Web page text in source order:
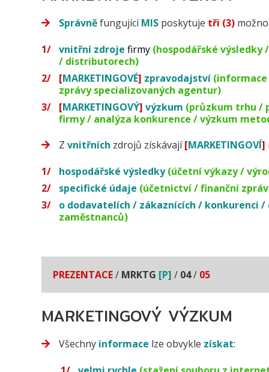
SprávněfungujícíMISposkytuje tři (3)
vnitřní zdroje firmy (hospodářské
/ distributorech)
[MARKETINGOVÉ] zpravodajství (informace
zprávy specializovaných agentur)
[MARKETINGOVÝ] výzkum (průzkum trhu /
firmy / analýza konkurence / výzkum
Z vnitřních zdrojů získávají[MARKETINGOVÍ]
hospodářské výsledky (účetní výkazy /
specifické údaje (účetnictví / finanční
o dodavatelích / zákaznících / konkurenci
zaměstnanců)
PREZENTACE/ MRKTG [P] / 04/ 05
MARKETINGOVÝ VÝZKUM
Všechny informace lze obvykle získat: